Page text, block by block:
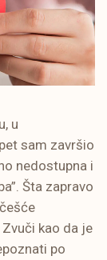
u
sam završio
nedostupna i
Šta zapravo
kao da je
po